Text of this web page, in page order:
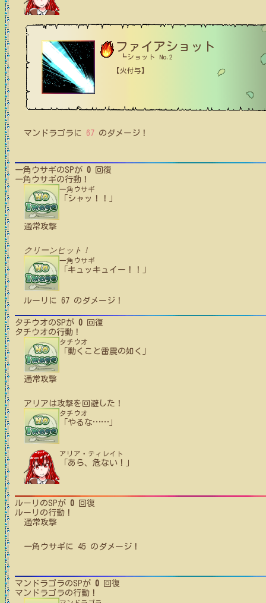
ファイアショット
┗ショット No.2
【火付与】
マンドラゴラ に 67 のダメージ！
一角ウサギのSPが 0 回復
一角ウサギの行動！
一角ウサギ
「シャッ！！」
通常攻撃
クリーンヒット！
一角ウサギ
「キュッキュイー！！」
ルーリ に 67 のダメージ！
タチウオのSPが 0 回復
タチウオの行動！
タチウオ
「動くこと雷震の如く」
通常攻撃
アリアは攻撃を回避した！
タチウオ
「やるな……
アリア・ティレイト
「あら、危ない！」
ルーリ のSPが 0 回復
ルーリ の行動！
通常攻撃
一角ウサギ に 45 のダメージ！
マンドラゴラのSPが 0 回復
マンドラゴラの行動！